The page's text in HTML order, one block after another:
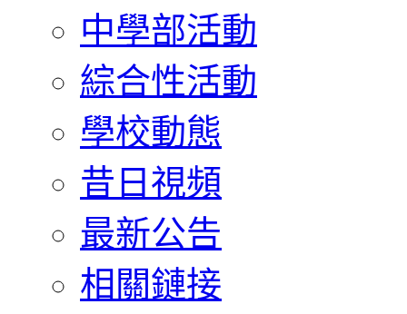
中學部活動
綜合性活動
學校動態
昔日視頻
最新公告
相關鏈接